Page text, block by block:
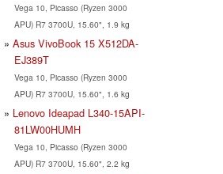
Vega 10, Picasso (Ryzen 3000
APU) R7 3700U, 15.60", 1.9 kg
Asus VivoBook 15 X512DA-
EJ389T
Vega 10, Picasso (Ryzen 3000
APU) R7 3700U, 15.60", 1.6 kg
Lenovo Ideapad L340-15API-
81LW00HUMH
Vega 10, Picasso (Ryzen 3000
APU) R7 3700U, 15.60", 2.2 kg